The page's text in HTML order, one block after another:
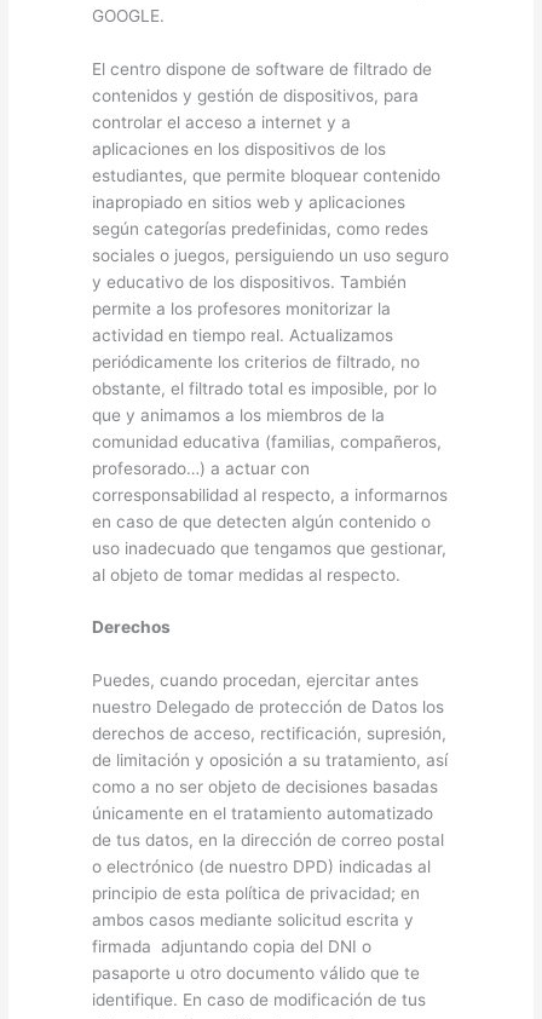
GOOGLE.
El centro dispone de software de filtrado de
contenidos y gestión de dispositivos, para
controlar el acceso a internet y a
aplicaciones en los dispositivos de los
estudiantes, que permite bloquear contenido
inapropiado en sitios web y aplicaciones
según categorías predefinidas, como redes
sociales o juegos, persiguiendo un uso seguro
y educativo de los dispositivos. También
permite a los profesores monitorizar la
actividad en tiempo real. Actualizamos
periódicamente los criterios de filtrado, no
obstante, el filtrado total es imposible, por lo
que y animamos a los miembros de la
comunidad educativa (familias, compañeros,
profesorado…) a actuar con
corresponsabilidad al respecto, a informarnos
en caso de que detecten algún contenido o
uso inadecuado que tengamos que gestionar,
al objeto de tomar medidas al respecto.
Derechos
Puedes, cuando procedan, ejercitar antes
nuestro Delegado de protección de Datos los
derechos de acceso, rectificación, supresión,
de limitación y oposición a su tratamiento, así
como a no ser objeto de decisiones basadas
únicamente en el tratamiento automatizado
de tus datos, en la dirección de correo postal
o electrónico (de nuestro DPD) indicadas al
principio de esta política de privacidad; en
ambos casos mediante solicitud escrita y
firmada adjuntando copia del DNI o
pasaporte u otro documento válido que te
identifique. En caso de modificación de tus